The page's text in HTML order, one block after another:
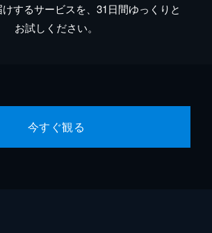
するサービスを、31日間ゆっくりと
お試しください。
今すぐ観る